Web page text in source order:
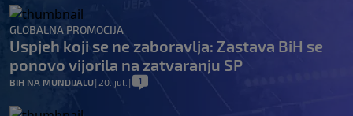
GLOBALNA PROMOCIJA
Uspjeh koji se ne zaboravlja: Zastava BiH se
ponovo vijorila na zatvaranju SP
BIH NA MUNDIJALU| 20. jul. | 1